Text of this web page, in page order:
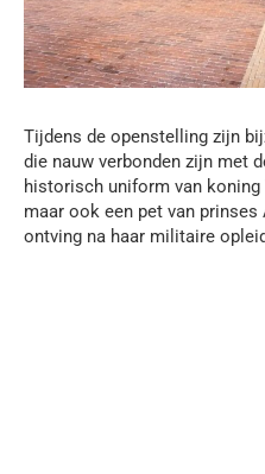
Tijdens de openstelling zijn
die nauw verbonden zijn met
historisch uniform van
maar ook een pet van
ontving na haar militaire